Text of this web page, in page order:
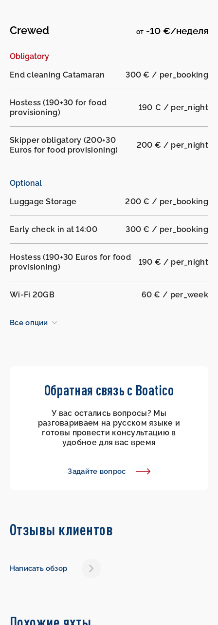
Crewed от -10 €/неделя
Obligatory
End cleaning Catamaran
300 € / per_booking
Hostess (190+30 for food
provisioning)
190 € / per_night
Skipper obligatory (200+30
Euros for food provisioning)
200 € / per_night
Optional
Luggage Storage
200 € / per_booking
Early check in at 14:00 300 € / per_booking
Hostess (190+30 Euros for food
provisioning)
190 € / per_night
Wi-Fi 20GB 60 € / per_week
Все опции
Обратная связь с Boatico
У вас остались вопросы? Мы
разговариваем на русском языке и
готовы провести консультацию в
удобное для вас время
Задайте вопрос
Отзывы клиентов
Написать обзор